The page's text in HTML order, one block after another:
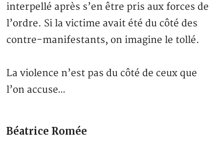
interpellé après s’en être pris aux forces de
l’ordre. Si la victime avait été du côté des
contre-manifestants, on imagine le tollé.
La violence n’est pas du côté de ceux que
l’on accuse…
Béatrice Romée